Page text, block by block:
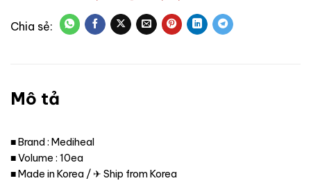
Mô tả
■ Brand : Mediheal
■ Volume : 10ea
■ Made in Korea / ✈ Ship from Korea